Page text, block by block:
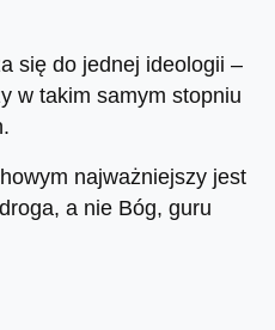
się do jednej ideologii –
w takim samym stopniu
najważniejszy jest
a nie Bóg, guru